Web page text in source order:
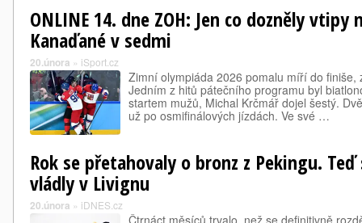
ONLINE 14. dne ZOH: Jen co dozněly vtipy
Kanaďané v sedmi
20.února » iSport.cz
Zimní olympiáda 2026 pomalu míří do finiše,
Jedním z hitů pátečního programu byl
startem mužů, Michal Krčmář dojel šestý.
už po osmifinálových jízdách. Ve své …
Rok se přetahovaly o bronz z Pekingu.
vládly v Livignu
20.února » iDNES.cz
Čtrnáct měsíců trvalo, než se definitivně